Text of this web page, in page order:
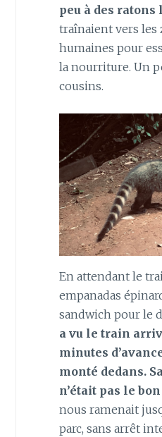
peu à des ratons
traînaient vers les
humaines pour
la nourriture. Un
cousins.
En attendant le
empanadas
sandwich pour le
a vu le train
minutes
monté dedans.
n’était pas le
nous ramenait
parc, sans arrêt